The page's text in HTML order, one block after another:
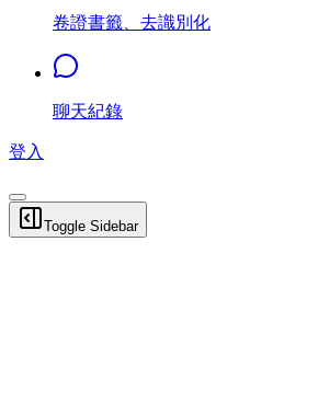
卷證書籤、去識別化
聊天紀錄
登入
Toggle Sidebar